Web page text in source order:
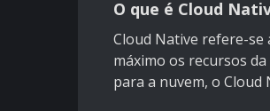
O que é Cloud
Cloud Native refere-se
máximo os recursos
para a nuvem, o Cloud